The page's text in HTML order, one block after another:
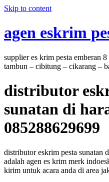
Skip to content
agen eskrim
supplier es krim pesta emberan
tambun – cibitung – cikarang –
distributor
sunatan di
085288629699
distributor eskrim pesta sunatan
adalah agen es krim merk
kirim untuk acara anda di area